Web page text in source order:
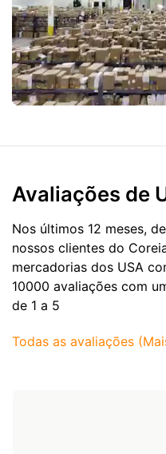
Avaliações de
Nos últimos 12 meses,
nossos clientes do
mercadorias dos USA
10000 avaliações com
de 1 a 5
Todas as avaliações